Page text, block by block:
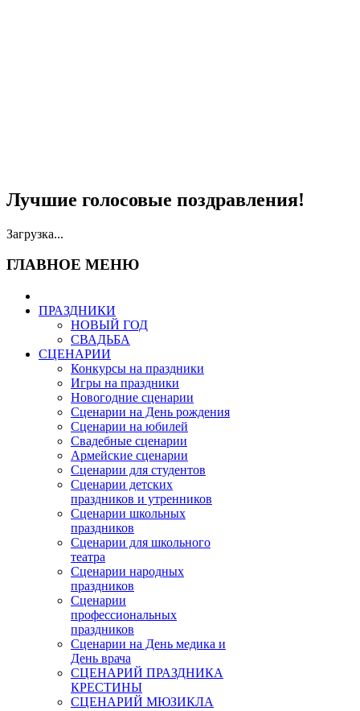
Лучшие голосовые поздравления!
Загрузка...
ГЛАВНОЕ МЕНЮ
ПРАЗДНИКИ
НОВЫЙ ГОД
СВАДЬБА
СЦЕНАРИИ
Конкурсы на праздники
Игры на праздники
Новогодние сценарии
Сценарии на День рождения
Сценарии на юбилей
Свадебные сценарии
Армейские сценарии
Сценарии для студентов
Сценарии детских
праздников и утренников
Сценарии школьных
праздников
Сценарии для школьного
театра
Сценарии народных
праздников
Сценарии
профессиональных
праздников
Сценарии на День медика и
День врача
СЦЕНАРИЙ ПРАЗДНИКА
КРЕСТИНЫ
СЦЕНАРИЙ МЮЗИКЛА